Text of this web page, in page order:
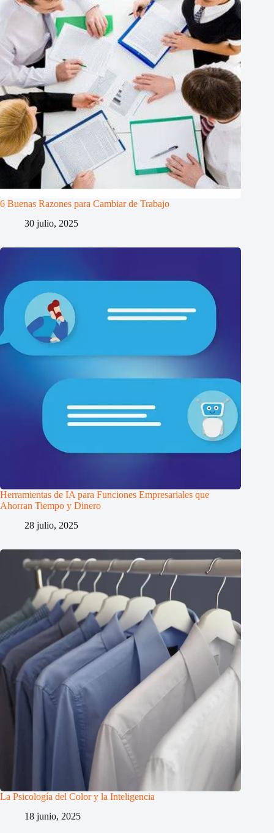
6 Buenas Razones para Cambiar de Trabajo
30 julio, 2025
Herramientas de IA para Funciones Empresariales que
Ahorran Tiempo y Dinero
28 julio, 2025
La Psicología del Color y la Inteligencia
18 junio, 2025